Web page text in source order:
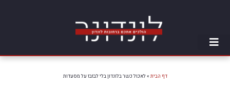
דף הבית » לאכול כשר בלונדון בלי לבזבז על מסעדות